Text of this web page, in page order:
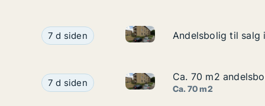
Andelsbolig til salg i 2920 Charlottenlund,
7 d siden Andelsbolig til salg i 2920
Andelsbolig til salg
Andelsbolig til salg
Ca. 70 m2 andelsbolig til salg i 2920
7 d siden Ca. 70 m2 andelsbolig til
Ca. 70 m2
Ca. 70 m2
Ca. 70 m2